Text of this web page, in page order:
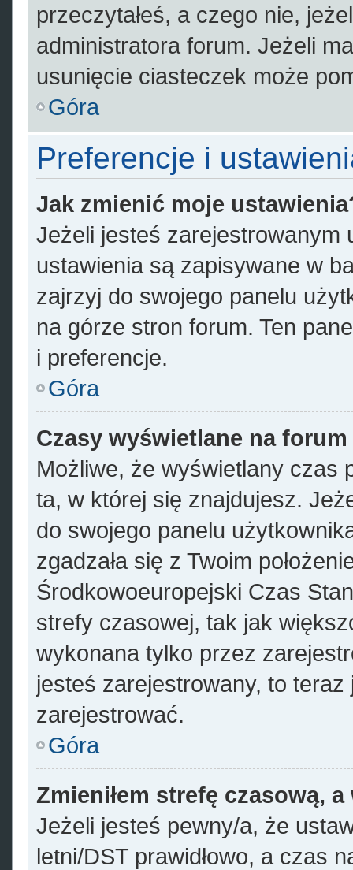
przeczytałeś, a czego nie,
administratora forum. Jeżeli
usunięcie ciasteczek może
Góra
Preferencje i
Jak zmienić moje
Jeżeli jesteś zarejestrowanym
ustawienia są zapisywane w
zajrzyj do swojego panelu
na górze stron forum. Ten
i preferencje.
Góra
Czasy wyświetlane na
Możliwe, że wyświetlany czas
ta, w której się znajdujesz.
do swojego panelu
zgadzała się z Twoim
Środkowoeuropejski Czas
strefy czasowej, tak jak
wykonana tylko przez
jesteś zarejestrowany, to
zarejestrować.
Góra
Zmieniłem strefę czasową,
Jeżeli jesteś pewny/a, że
letni/DST prawidłowo, a czas